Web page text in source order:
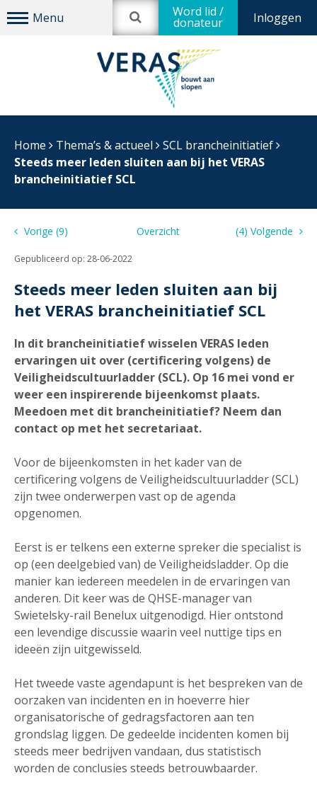
Inloggen
Word lid /
donateur
Home Thema’s & actueel
SCL brancheinitiatief
Steeds meer leden sluiten aan bij het VERAS
brancheinitiatief SCL
Vorige (9) Overzicht (4) Volgende
Gepubliceerd op: 28-06-2022
Steeds meer leden sluiten aan bij
het VERAS brancheinitiatief SCL
In dit brancheinitiatief wisselen VERAS leden
ervaringen uit over (certificering volgens) de
Veiligheidscultuurladder (SCL). Op 16 mei vond er
weer een inspirerende bijeenkomst plaats.
Meedoen met dit brancheinitiatief? Neem dan
contact op met het secretariaat.
Voor de bijeenkomsten in het kader van de
certificering volgens de Veiligheidscultuurladder (SCL)
zijn twee onderwerpen vast op de agenda
opgenomen.
Eerst is er telkens een externe spreker die specialist is
op (een deelgebied van) de Veiligheidsladder. Op die
manier kan iedereen meedelen in de ervaringen van
anderen. Dit keer was de QHSE-manager van
Swietelsky-rail Benelux uitgenodigd. Hier ontstond
een levendige discussie waarin veel nuttige tips en
ideeën zijn uitgewisseld.
Het tweede vaste agendapunt is het bespreken van de
oorzaken van incidenten en in hoeverre hier
organisatorische of gedragsfactoren aan ten
grondslag liggen. De gedeelde incidenten komen bij
steeds meer bedrijven vandaan, dus statistisch
worden de conclusies steeds betrouwbaarder.